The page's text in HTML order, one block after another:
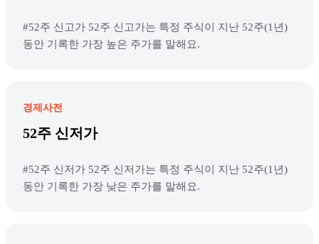
#52주 신고가 52주 신고가는 특정 주식이 지난 52주(1년)
동안 기록한 가장 높은 주가를 말해요.
경제사전
52주 신저가
#52주 신저가 52주 신저가는 특정 주식이 지난 52주(1년)
동안 기록한 가장 낮은 주가를 말해요.